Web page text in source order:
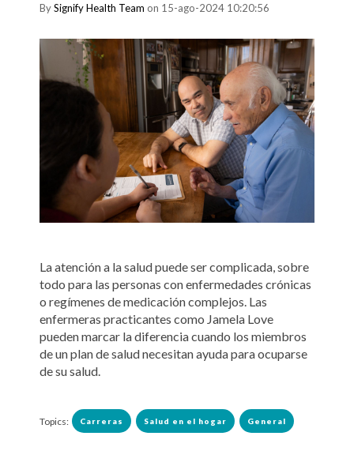
BySignify Health Team on 15-ago-2024 10:20:56
La atención a la salud puede ser complicada, sobre
todo para las personas con enfermedades crónicas
o regímenes de medicación complejos. Las
enfermeras practicantes como Jamela Love
pueden marcar la diferencia cuando los miembros
de un plan de salud necesitan ayuda para ocuparse
de su salud.
Topics: Carreras Salud en el hogar General